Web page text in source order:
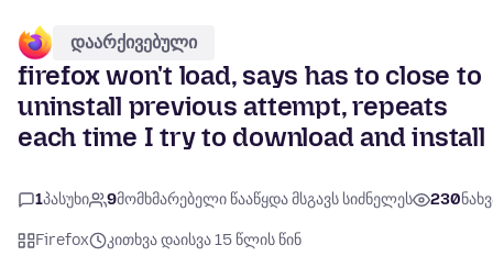
დაარქივებული
firefox won't load, says has to close to
uninstall previous attempt, repeats
each time I try to download and install
1პასუხი 9მომხმარებელი წააწყდა მსგავს სიძნელეს 230
Firefox
კითხვა დაისვა 15 წლის წინ